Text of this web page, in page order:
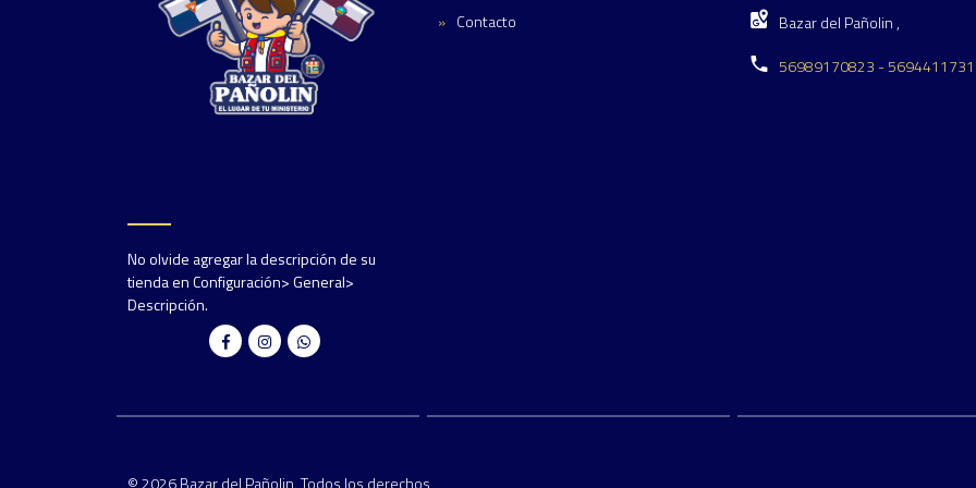
No olvide agregar la descripción de su
tienda en Configuración> General>
Descripción.
Contacto
Bazar del Pañolin ,
56989170823 -
© 2026 Bazar del Pañolin. Todos los derechos